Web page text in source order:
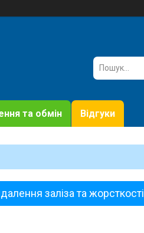
та обмін Відгуки
заліза та жорсткості